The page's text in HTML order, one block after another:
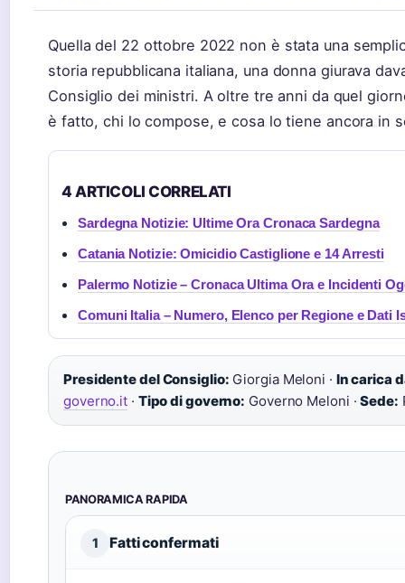
Quella del 22 ottobre 2022 non è stata una
storia repubblicana italiana, una donna giurava
Consiglio dei ministri. A oltre tre anni da quel
è fatto, chi lo compose, e cosa lo tiene ancora in
4 ARTICOLI CORRELATI
Sardegna Notizie: Ultime Ora Cronaca Sardegna
Catania Notizie: Omicidio Castiglione e 14 Arresti
Palermo Notizie – Cronaca Ultima Ora e Incidenti
Comuni Italia – Numero, Elenco per Regione e Dati
Presidente del Consiglio: Giorgia Meloni · In carica
governo.it · Tipo di governo: Governo Meloni ·Sede:
PANORAMICA RAPIDA
1 Fatti confermati